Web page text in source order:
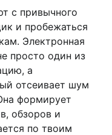
с привычного
и пробежаться
Электронная
просто один из
а
отсеивает шум
формирует
обзоров и
по твоим